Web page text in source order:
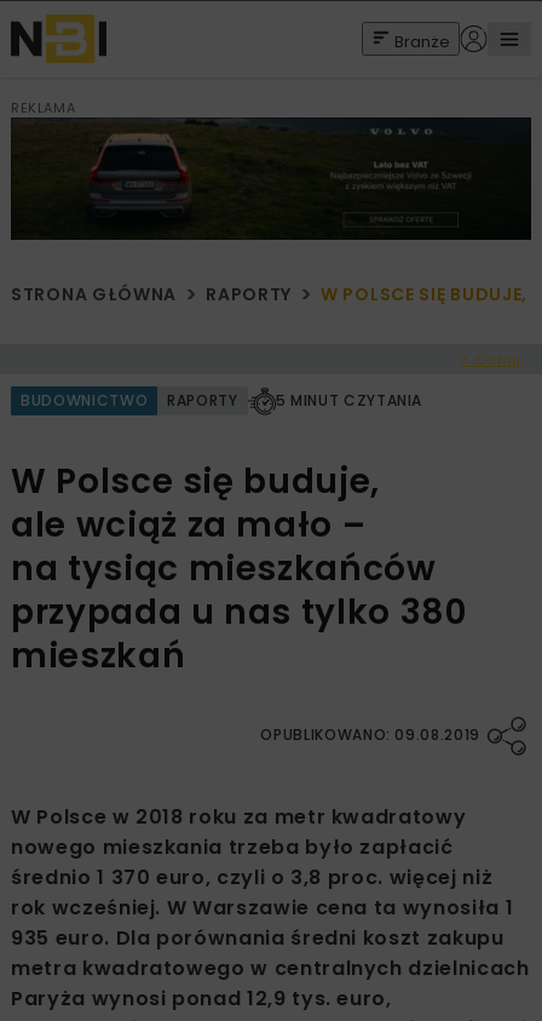
Branże
REKLAMA
STRONA GŁÓWNA RAPORTY W POLSCE SIĘ
< Cofnij
BUDOWNICTWO RAPORTY 5 MINUT CZYTANIA
W Polsce się buduje,
ale wciąż za mało –
na tysiąc mieszkańców
przypada u nas tylko 380
mieszkań
OPUBLIKOWANO: 09.08.2019
W Polsce w 2018 roku za metr kwadratowy
nowego mieszkania trzeba było zapłacić
średnio 1 370 euro, czyli o 3,8 proc. więcej niż
rok wcześniej. W Warszawie cena ta wynosiła 1
935 euro. Dla porównania średni koszt zakupu
metra kwadratowego w centralnych dzielnicach
Paryża wynosi ponad 12,9 tys. euro,